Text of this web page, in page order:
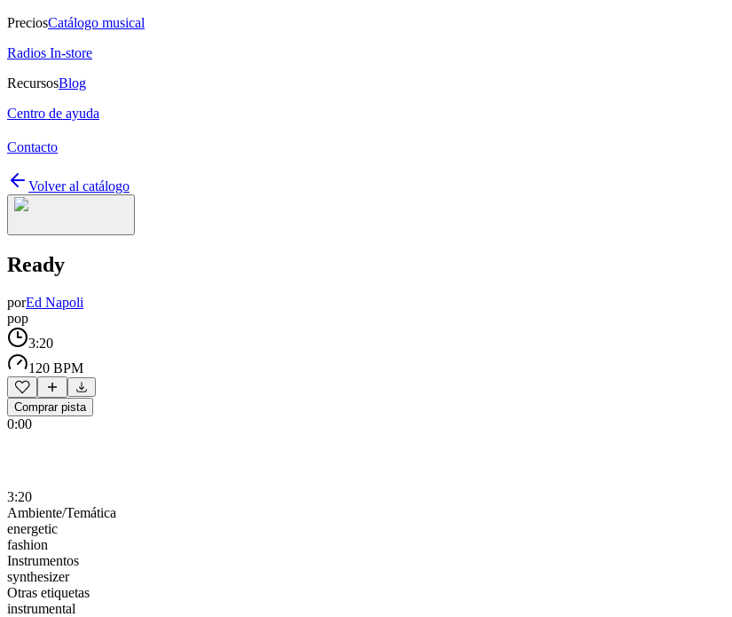
PreciosCatálogo musical
Radios In-store
RecursosBlog
Centro de ayuda
Contacto
Volver al catálogo
Ready
porEd Napoli
pop
3:20
120 BPM
Comprar pista
0:00
3:20
Ambiente/Temática
energetic
fashion
Instrumentos
synthesizer
Otras etiquetas
instrumental